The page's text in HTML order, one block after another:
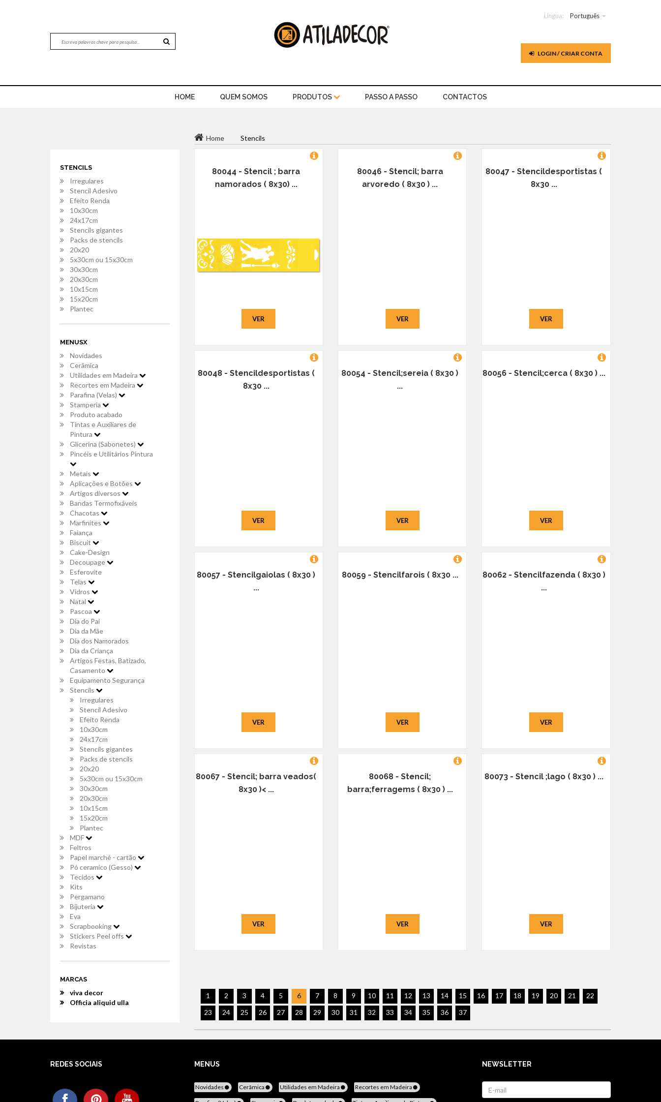
Língua: Português
LOGIN / CRIAR CONTA
HOME QUEM SOMOS PRODUTOS PASSO A PASSO CONTACTOS
STENCILS
Irregulares
Stencil Adesivo
Efeito Renda
10x30cm
24x17cm
Stencils gigantes
Packs de stencils
20x20
5x30cm ou 15x30cm
30x30cm
20x30cm
10x15cm
15x20cm
Plantec
MENUSX
Novidades
Cerâmica
Utilidades em Madeira
Recortes em Madeira
Parafina (Velas)
Stamperia
Produto acabado
Tintas e Auxiliares de
Pintura
Glicerina (Sabonetes)
Pincéis e Utilitários Pintura
Metais
Aplicações e Botões
Artigos diversos
Bandas Termofixáveis
Chacotas
Marfinites
Faiança
Biscuit
Cake-Design
Decoupage
Esferovite
Telas
Vidros
Natal
Pascoa
Dia do Pai
Dia da Mãe
Dia dos Namorados
Dia da Criança
Artigos Festas, Batizado,
Casamento
Equipamento Segurança
Stencils
Irregulares
Stencil Adesivo
Efeito Renda
10x30cm
24x17cm
Stencils gigantes
Packs de stencils
20x20
5x30cm ou 15x30cm
30x30cm
20x30cm
10x15cm
15x20cm
Plantec
MDF
Feltros
Papel marché - cartão
Pó ceramico (Gesso)
Tecidos
Kits
Pergamano
Bijuteria
Eva
Scrapbooking
Stickers Peel offs
Revistas
MARCAS
viva decor
Officia aliquid ulla
Home Stencils
80044 - Stencil ; barra
namorados ( 8x30) ...
VER
80046 - Stencil; barra
arvoredo ( 8x30 ) ...
VER
80047 - Stencildesportistas (
8x30 ...
VER
80048 - Stencildesportistas (
8x30 ...
VER
80054 - Stencil;sereia ( 8x30 )
...
VER
80056 - Stencil;cerca ( 8x30 ) ...
VER
80057 - Stencilgaiolas ( 8x30 )
...
VER
80059 - Stencilfarois ( 8x30 ...
VER
80062 - Stencilfazenda ( 8x30 )
...
VER
80067 - Stencil; barra veados(
8x30 )< ...
VER
80068 - Stencil;
barra;ferragems ( 8x30 ) ...
VER
80073 - Stencil ;lago ( 8x30 ) ...
VER
1 2 3 4 5 6 7 8 9 10 11 12 13 14 15 16 17 18 19 20 21
22
23
24 25 26 27 28 29 30 31 32 33 34 35 36 37
REDES SOCIAIS MENUS
Novidades Cerâmica Utilidades em Madeira Recortes em Madeira
NEWSLETTER